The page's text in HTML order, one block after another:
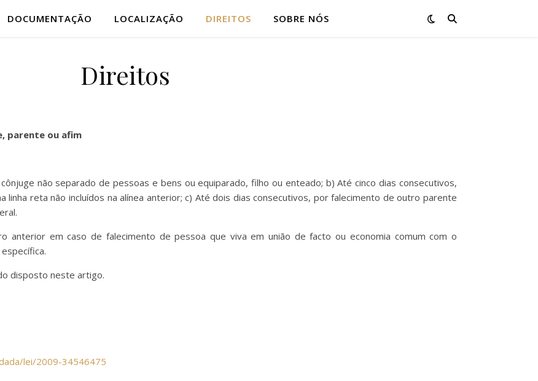
DOCUMENTAÇÃO LOCALIZAÇÃO DIREITOS SOBRE NÓS
Direitos
parente ou afim
não separado de pessoas e bens ou equiparado, filho ou enteado; b) Até cinco dias consecutivos,
linha reta não incluídos na alínea anterior; c) Até dois dias consecutivos, por falecimento de outro parente
anterior em caso de falecimento de pessoa que viva em união de facto ou economia comum com o
disposto neste artigo.
lei/2009-34546475